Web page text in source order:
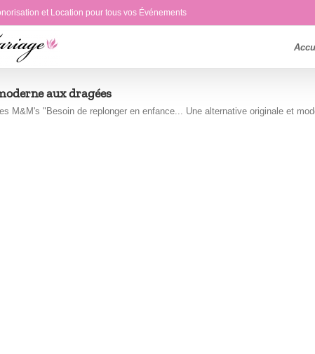
et Location pour tous vos Événements
aux dragées
M&M's "Besoin de replonger en enfance... Une alternative originale et